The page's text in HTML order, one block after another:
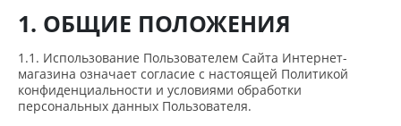
1. ОБЩИЕ ПОЛОЖЕНИЯ
1.1. Использование Пользователем Сайта Интернет-
магазина означает согласие с настоящей Политикой
конфиденциальности и условиями обработки
персональных данных Пользователя.